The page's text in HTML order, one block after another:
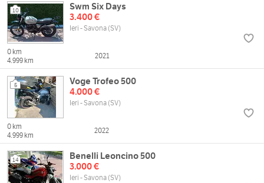
10
Swm Six Days
3.400 €
Ieri - Savona (SV)
0 km
4.999 km
2021
5
Voge Trofeo 500
4.000 €
Ieri - Savona (SV)
0 km
4.999 km
2022
14
Benelli Leoncino 500
3.000 €
Ieri - Savona (SV)